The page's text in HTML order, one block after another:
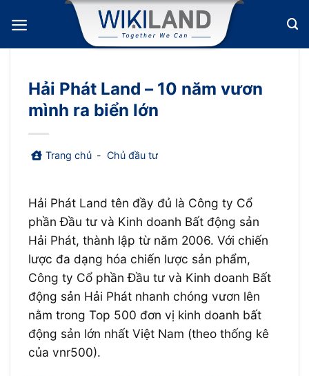
qua
nội
Hải Phát Land – 10 năm vươn
mình ra biển lớn
Trang chủ - Chủ đầu tư
Hải Phát Land tên đầy đủ là Công ty Cổ
phần Đầu tư và Kinh doanh Bất động sản
Hải Phát, thành lập từ năm 2006. Với chiến
lược đa dạng hóa chiến lược sản phẩm,
Công ty Cổ phần Đầu tư và Kinh doanh Bất
động sản Hải Phát nhanh chóng vươn lên
nằm trong Top 500 đơn vị kinh doanh bất
động sản lớn nhất Việt Nam (theo thống kê
của vnr500).